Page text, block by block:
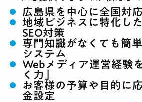
広島県を中心に全国対
地域ビジネスに特化し
SEO対策
専門知識がなくても簡
システム
Webメディア運営経験
く力」
お客様の予算や目的に
金設定